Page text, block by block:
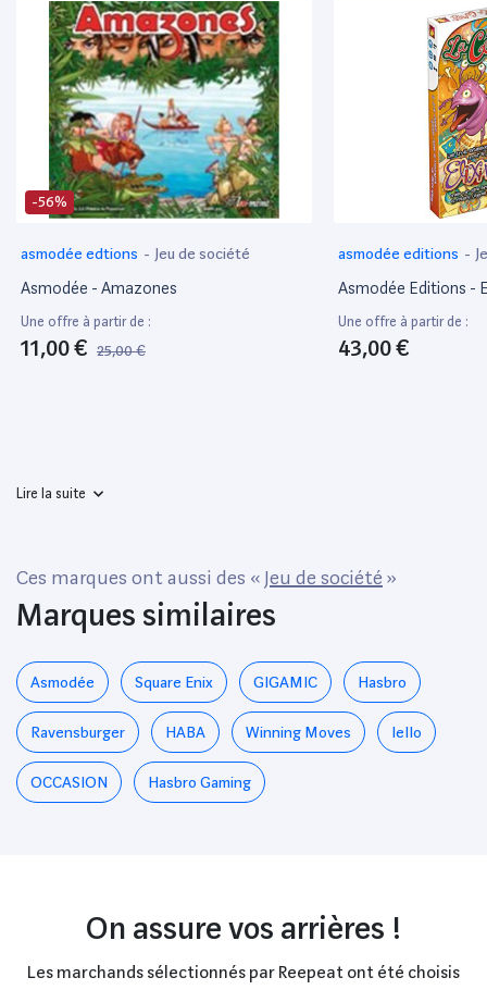
-56%
asmodée edtions - Jeu de société
Asmodée - Amazones
Une offre à partir de :
11,00 € 25,00 €
asmodée editions -
Asmodée Editions -
Une offre à partir de :
43,00 €
Lire la suite
Ces marques ont aussi des « Jeu de société »
Marques similaires
Asmodée ‎Square Enix GIGAMIC Hasbro
Ravensburger HABA Winning Moves Iello
OCCASION Hasbro Gaming
On assure vos arrières !
Les marchands sélectionnés par Reepeat ont été choisis